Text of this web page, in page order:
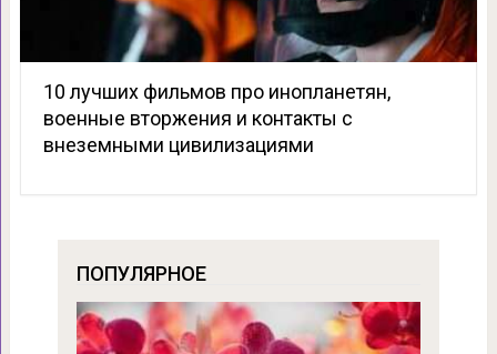
10 лучших фильмов про инопланетян,
военные вторжения и контакты с
внеземными цивилизациями
ПОПУЛЯРНОЕ